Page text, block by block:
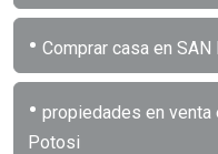
• Comprar casa en
• propiedades en venta
Potosi